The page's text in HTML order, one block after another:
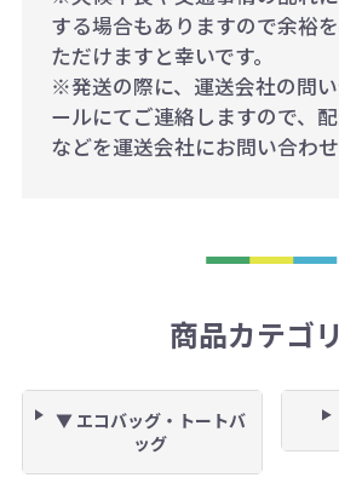
する場合もありますので余裕
ただけますと幸いです。
※発送の際に、運送会社の問
ールにてご連絡しますので、
などを運送会社にお問い合わせ
商品カテゴ
▼ エコバッグ・トートバ
ッグ